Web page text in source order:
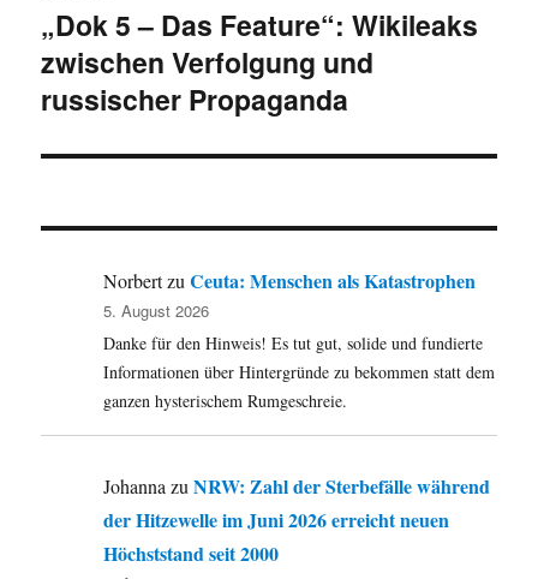
Nächster
Beitrag:
„Dok 5 – Das Feature“: Wikileaks
zwischen Verfolgung und
russischer Propaganda
NorbertzuCeuta: Menschen als Katastrophen
5. August 2026
Danke für den Hinweis! Es tut gut, solide und fundierte
Informationen über Hintergründe zu bekommen statt dem
ganzen hysterischem Rumgeschreie.
Johanna zuNRW: Zahl der Sterbefälle während
der Hitzewelle im Juni 2026 erreicht neuen
Höchststand seit 2000